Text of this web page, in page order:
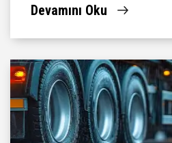
Devamını Oku